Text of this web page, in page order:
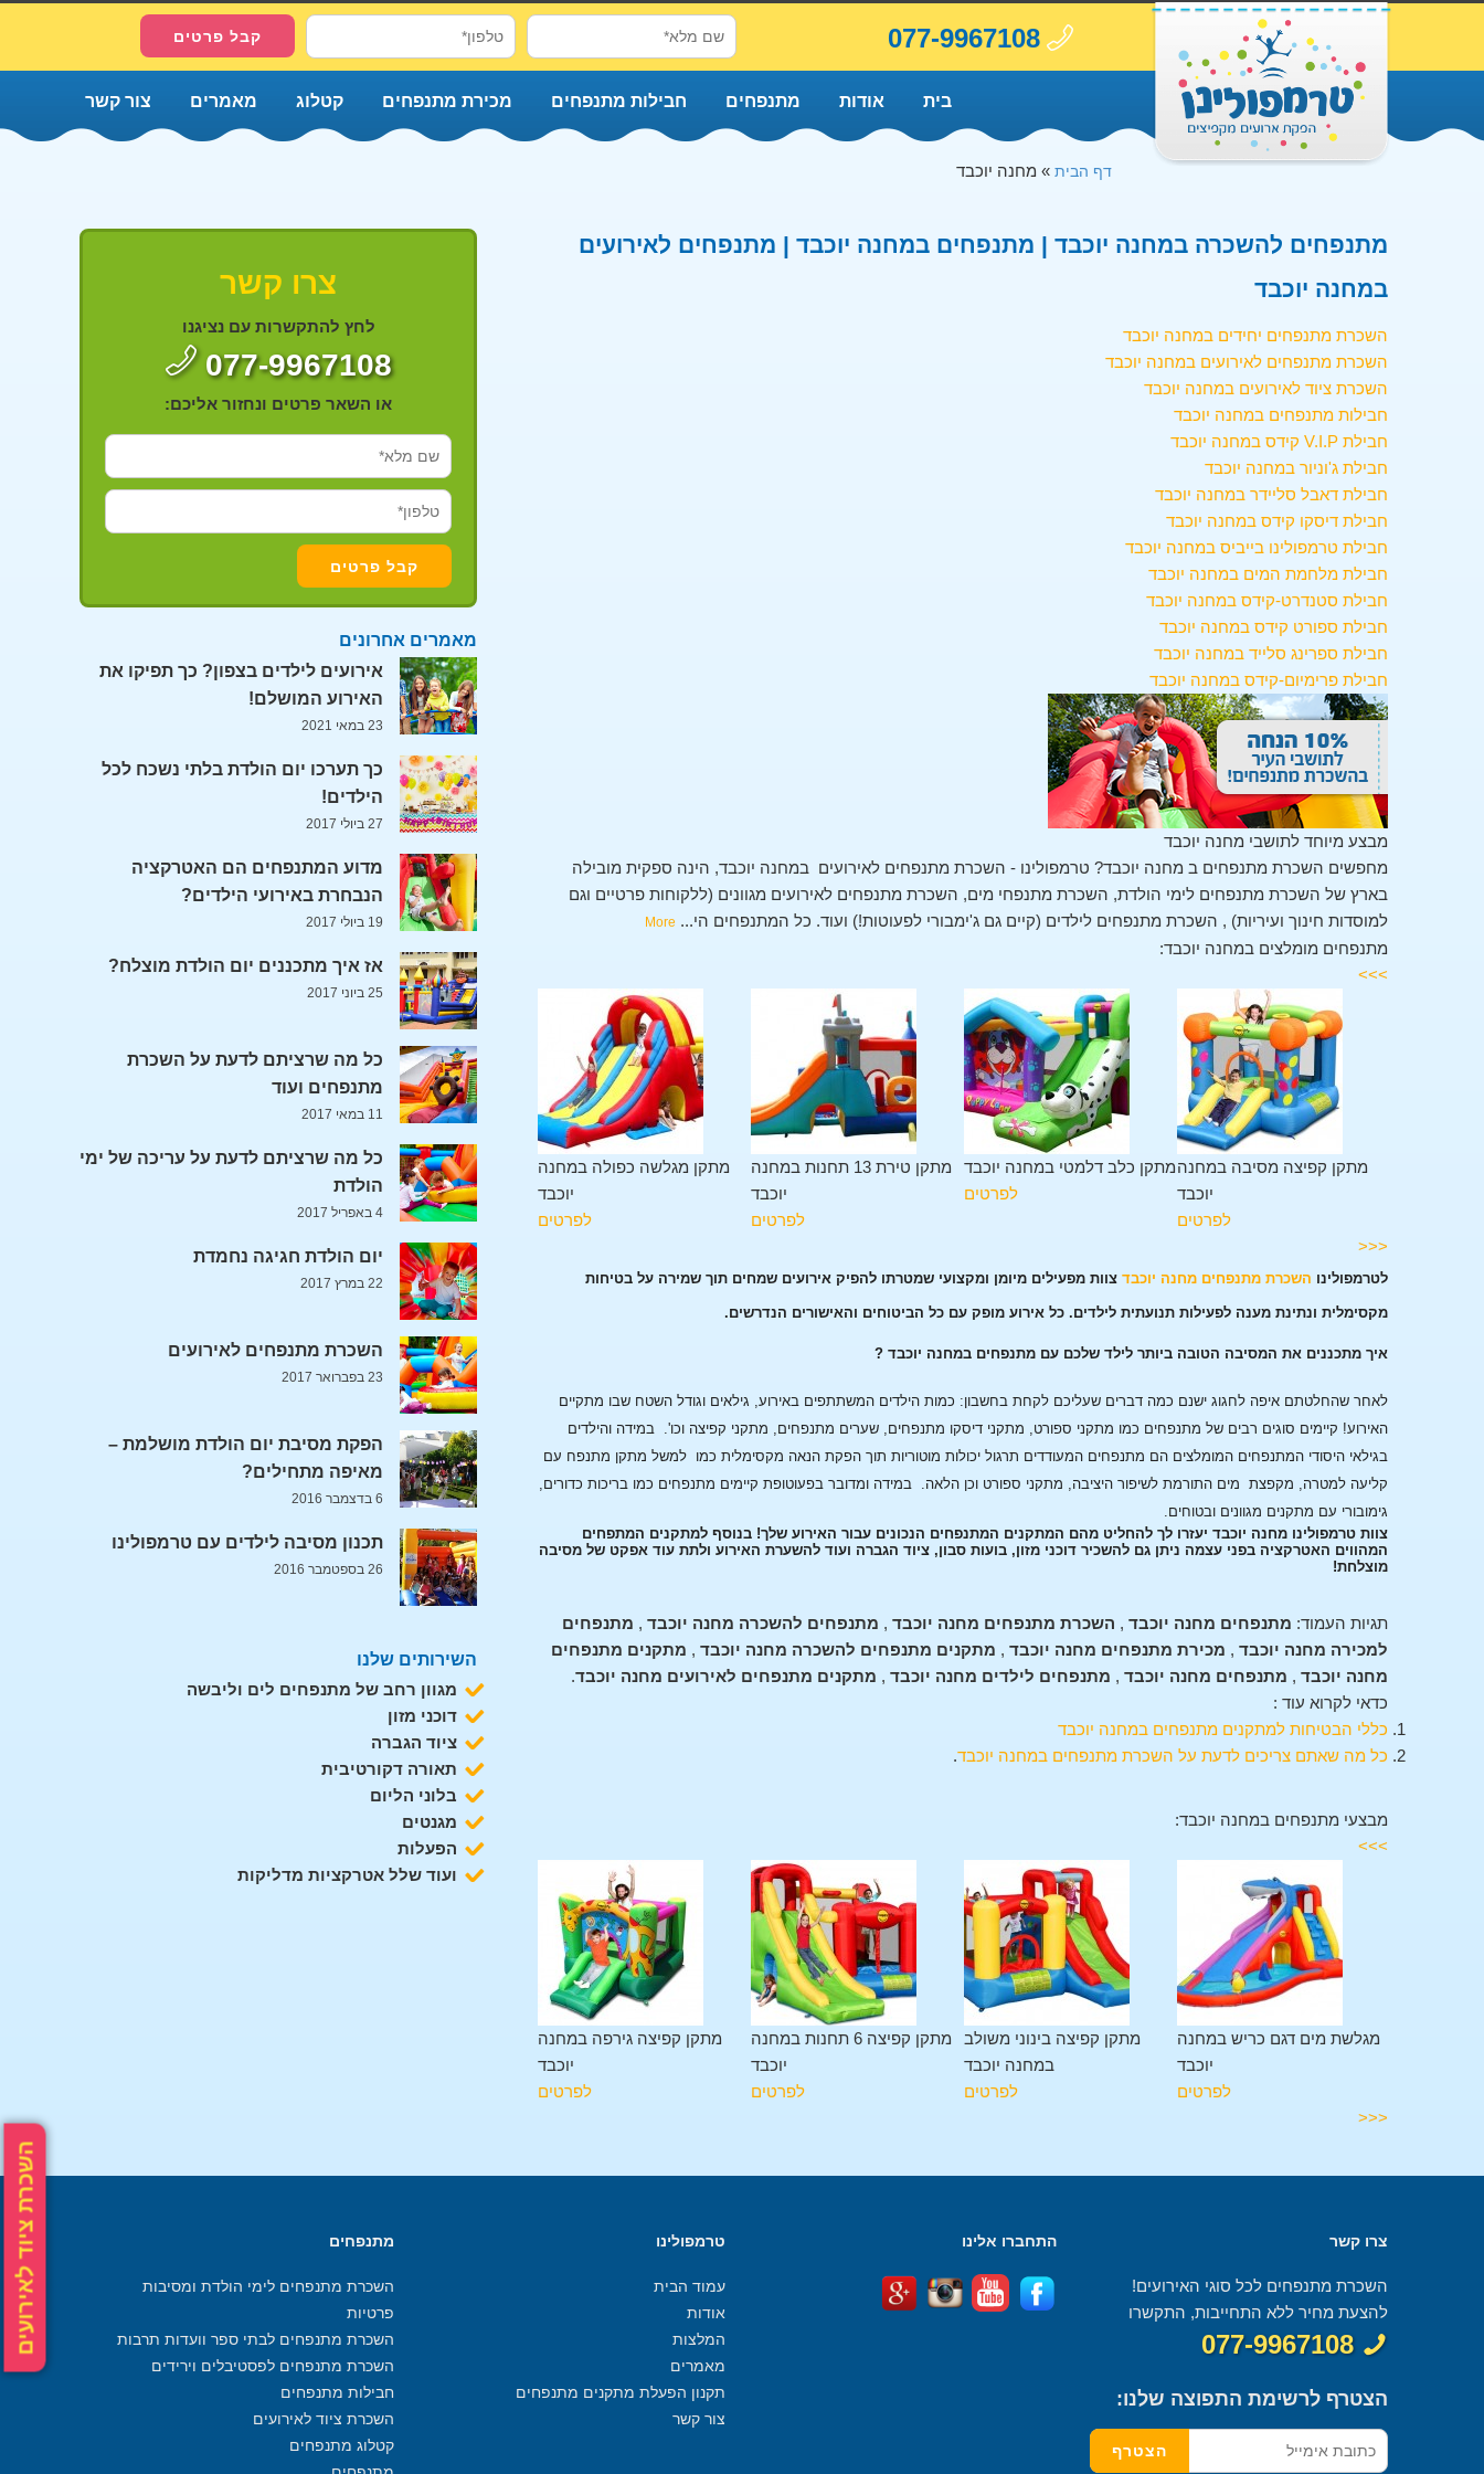
השכרת ציוד לאירועים
077-9967108
בית אודות מתנפחים חבילות מתנפחים מכירת מתנפחים קטלוג מאמרים צור קשר
דף הבית » מחנה יוכבד
מתנפחים להשכרה במחנה יוכבד | מתנפחים במחנה יוכבד | מתנפחים לאירועים
במחנה יוכבד
השכרת מתנפחים יחידים במחנה יוכבד
השכרת מתנפחים לאירועים במחנה יוכבד
השכרת ציוד לאירועים במחנה יוכבד
חבילות מתנפחים במחנה יוכבד
חבילת V.I.P קידס במחנה יוכבד
חבילת ג'וניור במחנה יוכבד
חבילת דאבל סליידר במחנה יוכבד
חבילת דיסקו קידס במחנה יוכבד
חבילת טרמפולינו בייביס במחנה יוכבד
חבילת מלחמת המים במחנה יוכבד
חבילת סטנדרט-קידס במחנה יוכבד
חבילת ספורט קידס במחנה יוכבד
חבילת ספרינג סלייד במחנה יוכבד
חבילת פרימיום-קידס במחנה יוכבד
מבצע מיוחד לתושבי מחנה יוכבד
מחפשים השכרת מתנפחים ב מחנה יוכבד? טרמפולינו - השכרת מתנפחים לאירועים במחנה יוכבד, הינה ספקית מובילה
בארץ של השכרת מתנפחים לימי הולדת, השכרת מתנפחי מים, השכרת מתנפחים לאירועים מגוונים (ללקוחות פרטיים וגם
למוסדות חינוך ועיריות) , השכרת מתנפחים לילדים (קיים גם ג'ימבורי לפעוטות!) ועוד. כל המתנפחים הי...
More
מתנפחים מומלצים במחנה יוכבד:
>>>
מתקן מגלשה כפולה במחנה
יוכבד
לפרטים
מתקן טירת 13 תחנות במחנה
יוכבד
לפרטים
מתקן כלב דלמטי במחנה יוכבד
לפרטים
מתקן קפיצה מסיבה במחנה
יוכבד
לפרטים
<<<
לטרמפולינו השכרת מתנפחים מחנה יוכבד צוות מפעילים מיומן ומקצועי שמטרתו להפיק אירועים שמחים תוך שמירה על בטיחות
מקסימלית ונתינת מענה לפעילות תנועתית לילדים. כל אירוע מופק עם כל הביטוחים והאישורים הנדרשים.
איך מתכננים את המסיבה הטובה ביותר לילד שלכם עם מתנפחים במחנה יוכבד ?
לאחר שהחלטתם איפה לחגוג ישנם כמה דברים שעליכם לקחת בחשבון: כמות הילדים המשתתפים באירוע, גילאים וגודל השטח שבו מתקיים
האירוע! קיימים סוגים רבים של מתנפחים כמו מתקני ספורט, מתקני דיסקו מתנפחים, שערים מתנפחים, מתקני קפיצה וכו'. במידה והילדים
בגילאי היסודי המתנפחים המומלצים הם מתנפחים המעודדים תרגול יכולות מוטוריות תוך הפקת הנאה מקסימלית כמו למשל מתקן מתנפח עם
קליעה למטרה, מקפצת מים התורמת לשיפור היציבה, מתקני ספורט וכן הלאה. במידה ומדובר בפעוטופת קיימים מתנפחים כמו בריכות כדורים,
גימובורי עם מתקנים מגוונים ובטוחים.
צוות טרמפולינו מחנה יוכבד יעזרו לך להחליט מהם המתקנים המתנפחים הנכונים עבור האירוע שלך! בנוסף למתקנים המתפחים
המהווים האטרקציה בפני עצמה ניתן גם להשכיר דוכני מזון, בועות סבון, ציוד הגברה ועוד להשערת האירוע ולתת עוד אפקט של מסיבה
מוצלחת!
תגיות העמוד: מתנפחים מחנה יוכבד , השכרת מתנפחים מחנה יוכבד , מתנפחים להשכרה מחנה יוכבד , מתנפחים
למכירה מחנה יוכבד , מכירת מתנפחים מחנה יוכבד , מתקנים מתנפחים להשכרה מחנה יוכבד , מתקנים מתנפחים
מחנה יוכבד , מתנפחים מחנה יוכבד , מתנפחים לילדים מחנה יוכבד , מתקנים מתנפחים לאירועים מחנה יוכבד.
כדאי לקרוא עוד :
כללי הבטיחות למתקנים מתנפחים במחנה יוכבד
כל מה שאתם צריכים לדעת על השכרת מתנפחים במחנה יוכבד.
מבצעי מתנפחים במחנה יוכבד:
>>>
מתקן קפיצה גירפה במחנה
יוכבד
לפרטים
מתקן קפיצה 6 תחנות במחנה
יוכבד
לפרטים
מתקן קפיצה בינוני משולב
במחנה יוכבד
לפרטים
מגלשת מים דגם כריש במחנה
יוכבד
לפרטים
<<<
צרו קשר
לחץ להתקשרות עם נציגנו
077-9967108
או השאר פרטים ונחזור אליכם:
מאמרים אחרונים
אירועים לילדים בצפון? כך תפיקו את
האירוע המושלם!
23 במאי 2021
כך תערכו יום הולדת בלתי נשכח לכל
הילדים!
27 ביולי 2017
מדוע המתנפחים הם האטרקציה
הנבחרת באירועי הילדים?
19 ביולי 2017
אז איך מתכננים יום הולדת מוצלח?
25 ביוני 2017
כל מה שרציתם לדעת על השכרת
מתנפחים ועוד
11 במאי 2017
כל מה שרציתם לדעת על עריכה של ימי
הולדת
4 באפריל 2017
יום הולדת חגיגה נחמדת
22 במרץ 2017
השכרת מתנפחים לאירועים
23 בפברואר 2017
הפקת מסיבת יום הולדת מושלמת –
מאיפה מתחילים?
6 בדצמבר 2016
תכנון מסיבה לילדים עם טרמפולינו
26 בספטמבר 2016
השירותים שלנו
מגוון רחב של מתנפחים לים וליבשה
דוכני מזון
ציוד הגברה
תאורה דקורטיבית
בלוני הליום
מגנטים
הפעלות
ועוד שלל אטרקציות מדליקות
צרו קשר
השכרת מתנפחים לכל סוגי האירועים!
להצעת מחיר ללא התחייבות, התקשרו
077-9967108
הצטרף לרשימת התפוצה שלנו:
התחברו אלינו טרמפולינו
עמוד הבית
אודות
המלצות
מאמרים
תקנון הפעלת מתקנים מתנפחים
צור קשר
מתנפחים
השכרת מתנפחים לימי הולדת ומסיבות
פרטיות
השכרת מתנפחים לבתי ספר וועדות תרבות
השכרת מתנפחים לפסטיבלים וירידים
חבילות מתנפחים
השכרת ציוד לאירועים
קטלוג מתנפחים